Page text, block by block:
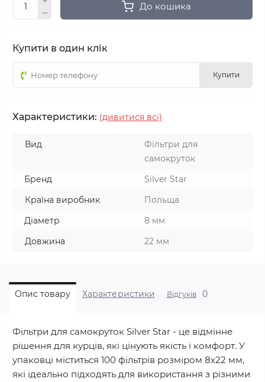
До кошика
Купити в один клік
Купити
Характеристики: (дивитися всі)
Вид
Фільтри для
самокруток
Бренд
Silver Star
Країна виробник
Польща
Діаметр
8 мм
Довжина
22 мм
Опис товару Характеристики Відгуків 0
Фільтри для самокруток Silver Star - це відмінне
рішення для курців, які цінують якість і комфорт. У
упаковці міститься 100 фільтрів розміром 8х22 мм,
які ідеально підходять для використання з різними